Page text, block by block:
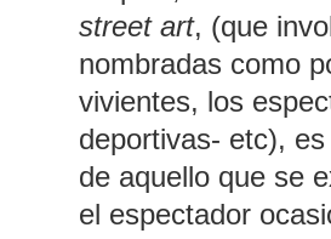
street art, (que
nombradas como
vivientes, los
deportivas- etc),
de aquello que se
el espectador